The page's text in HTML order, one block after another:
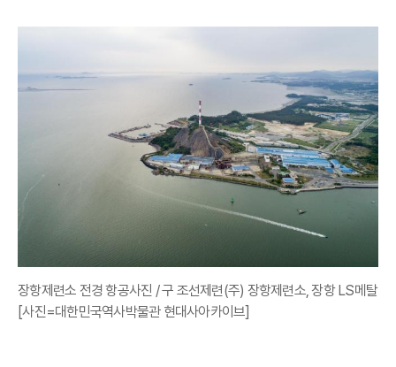
장항제련소 전경 항공사진 / 구 조선제련(주) 장항제련소, 장항 LS메탈
[사진=대한민국역사박물관 현대사아카이브]